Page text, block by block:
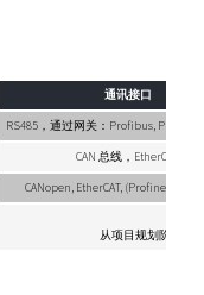
通讯接口
RS485，通过网关：Profibus, Profinet,
CAN 总线，EtherCAT
CANopen, EtherCAT, (Profinet,
从项目规划阶段到